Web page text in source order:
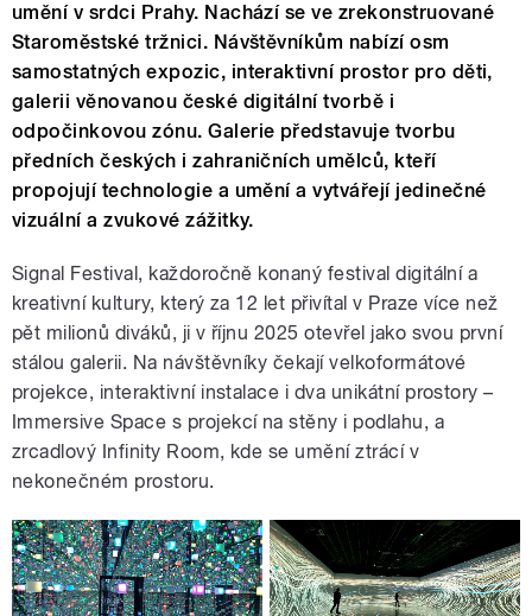
umění v srdci Prahy. Nachází se ve zrekonstruované
Staroměstské tržnici. Návštěvníkům nabízí osm
samostatných expozic, interaktivní prostor pro děti,
galerii věnovanou české digitální tvorbě i
odpočinkovou zónu. Galerie představuje tvorbu
předních českých i zahraničních umělců, kteří
propojují technologie a umění a vytvářejí jedinečné
vizuální a zvukové zážitky.
Signal Festival, každoročně konaný festival digitální a
kreativní kultury, který za 12 let přivítal v Praze více než
pět milionů diváků, ji v říjnu 2025 otevřel jako svou první
stálou galerii. Na návštěvníky čekají velkoformátové
projekce, interaktivní instalace i dva unikátní prostory –
Immersive Space s projekcí na stěny i podlahu, a
zrcadlový Infinity Room, kde se umění ztrácí v
nekonečném prostoru.